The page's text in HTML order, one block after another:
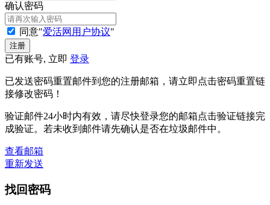
确认密码
同意"爱活网用户协议"
已有账号, 立即 登录
已发送密码重置邮件到您的注册邮箱，请立即点击密码重置链
接修改密码！
验证邮件24小时内有效，请尽快登录您的邮箱点击验证链接完
成验证。若未收到邮件请先确认是否在垃圾邮件中。
查看邮箱
重新发送
找回密码